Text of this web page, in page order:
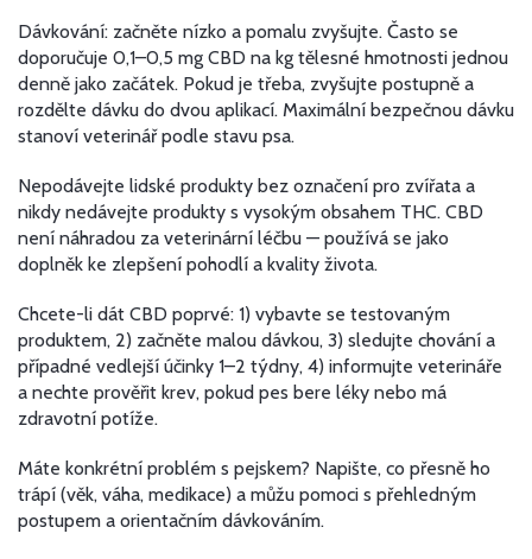
Dávkování: začněte nízko a pomalu zvyšujte. Často se
doporučuje 0,1–0,5 mg CBD na kg tělesné hmotnosti jednou
denně jako začátek. Pokud je třeba, zvyšujte postupně a
rozdělte dávku do dvou aplikací. Maximální bezpečnou dávku
stanoví veterinář podle stavu psa.
Nepodávejte lidské produkty bez označení pro zvířata a
nikdy nedávejte produkty s vysokým obsahem THC. CBD
není náhradou za veterinární léčbu — používá se jako
doplněk ke zlepšení pohodlí a kvality života.
Chcete-li dát CBD poprvé: 1) vybavte se testovaným
produktem, 2) začněte malou dávkou, 3) sledujte chování a
případné vedlejší účinky 1–2 týdny, 4) informujte veterináře
a nechte prověřit krev, pokud pes bere léky nebo má
zdravotní potíže.
Máte konkrétní problém s pejskem? Napište, co přesně ho
trápí (věk, váha, medikace) a můžu pomoci s přehledným
postupem a orientačním dávkováním.